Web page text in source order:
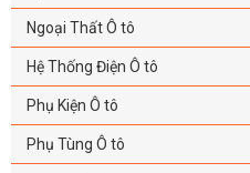
Ngoại Thất Ô tô
Hệ Thống Điện Ô tô
Phụ Kiện Ô tô
Phụ Tùng Ô tô